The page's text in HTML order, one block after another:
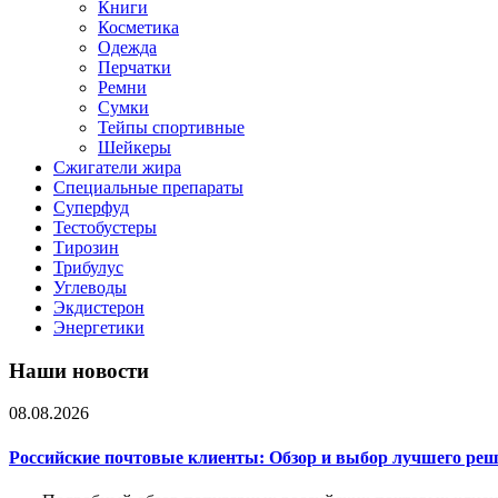
Книги
Косметика
Одежда
Перчатки
Ремни
Сумки
Тейпы спортивные
Шейкеры
Сжигатели жира
Специальные препараты
Суперфуд
Тестобустеры
Тирозин
Трибулус
Углеводы
Экдистерон
Энергетики
Наши новости
08.08.2026
Российские почтовые клиенты: Обзор и выбор лучшего